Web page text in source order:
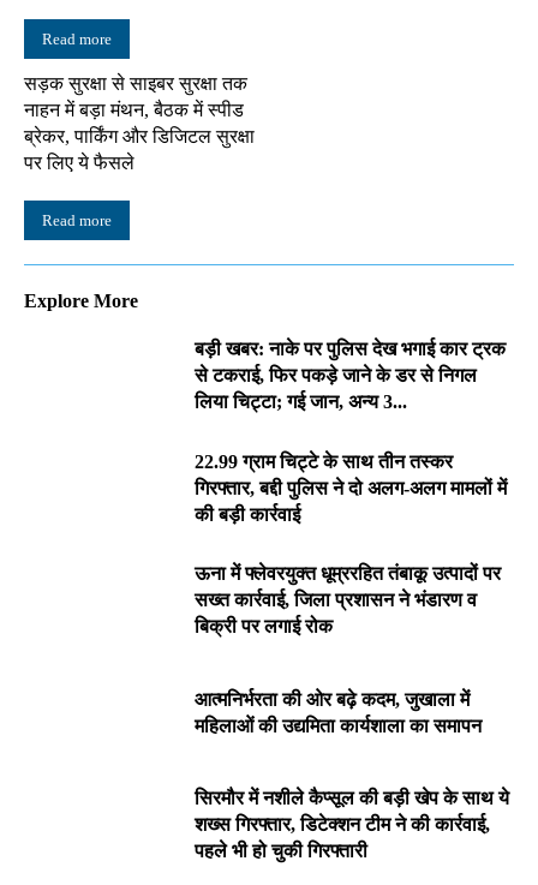
Read more
सड़क सुरक्षा से साइबर सुरक्षा तक
नाहन में बड़ा मंथन, बैठक में स्पीड
ब्रेकर, पार्किंग और डिजिटल सुरक्षा
पर लिए ये फैसले
Read more
Explore More
बड़ी खबर: नाके पर पुलिस देख भगाई कार ट्रक
से टकराई, फिर पकड़े जाने के डर से निगल
लिया चिट्टा; गई जान, अन्य 3...
22.99 ग्राम चिट्टे के साथ तीन तस्कर
गिरफ्तार, बद्दी पुलिस ने दो अलग-अलग मामलों में
की बड़ी कार्रवाई
ऊना में फ्लेवरयुक्त धूम्ररहित तंबाकू उत्पादों पर
सख्त कार्रवाई, जिला प्रशासन ने भंडारण व
बिक्री पर लगाई रोक
आत्मनिर्भरता की ओर बढ़े कदम, जुखाला में
महिलाओं की उद्यमिता कार्यशाला का समापन
सिरमौर में नशीले कैप्सूल की बड़ी खेप के साथ ये
शख्स गिरफ्तार, डिटेक्शन टीम ने की कार्रवाई,
पहले भी हो चुकी गिरफ्तारी